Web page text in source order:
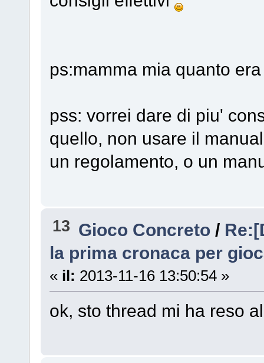
ps:mamma mia quanto
pss: vorrei dare di piu'
quello, non usare il
un regolamento, o un
13 Gioco Concreto /
la prima cronaca per
« il: 2013-11-16 13:50:54 »
ok, sto thread mi ha reso